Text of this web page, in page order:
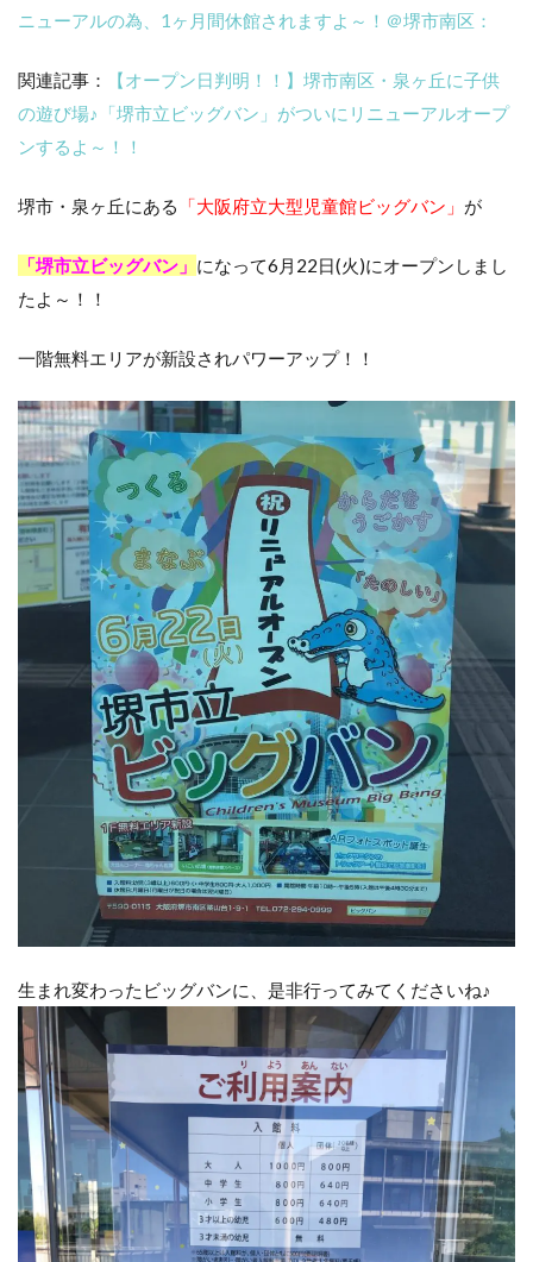
ニューアルの為、1ヶ月間休館されますよ～！＠堺市南区：
関連記事：
【オープン日判明！！】堺市南区・泉ヶ丘に子供
の遊び場♪「堺市立ビッグバン」がついにリニューアルオープ
ンするよ～！！
堺市・泉ヶ丘にある 「大阪府立大型児童館ビッグバン」 が
「堺市立ビッグバン」 になって6月22日(火)にオープンしまし
たよ～！！
一階無料エリアが新設されパワーアップ！！
生まれ変わったビッグバンに、是非行ってみてくださいね♪